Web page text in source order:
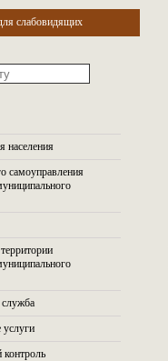
населения
самоуправления
слабовидящих